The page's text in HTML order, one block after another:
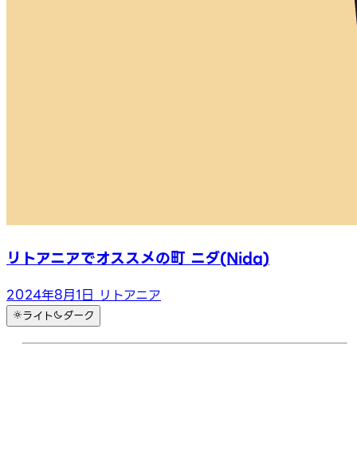
リトアニアでオススメの町 ニダ(Nida)
2024年8月1日 リトアニア
ライト ダーク